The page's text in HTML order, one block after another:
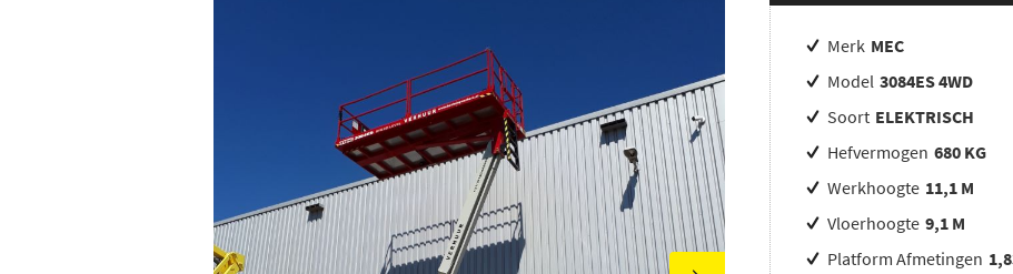
Merk MEC
Model 3084ES 4WD
Soort ELEKTRISCH
Hefvermogen 680 KG
Werkhoogte 11,1 M
Vloerhoogte 9,1 M
Platform Afmetingen